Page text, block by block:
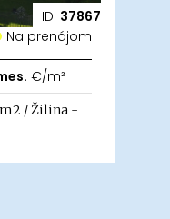
ID: 37867
Na prenájom
€/m²
/ Žilina -